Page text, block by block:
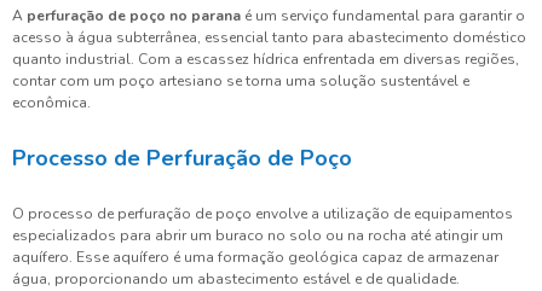
A perfuração de poço no parana é um serviço fundamental para garantir o
acesso à água subterrânea, essencial tanto para abastecimento doméstico
quanto industrial. Com a escassez hídrica enfrentada em diversas regiões,
contar com um poço artesiano se torna uma solução sustentável e
econômica.
Processo de Perfuração de Poço
O processo de perfuração de poço envolve a utilização de equipamentos
especializados para abrir um buraco no solo ou na rocha até atingir um
aquífero. Esse aquífero é uma formação geológica capaz de armazenar
água, proporcionando um abastecimento estável e de qualidade.